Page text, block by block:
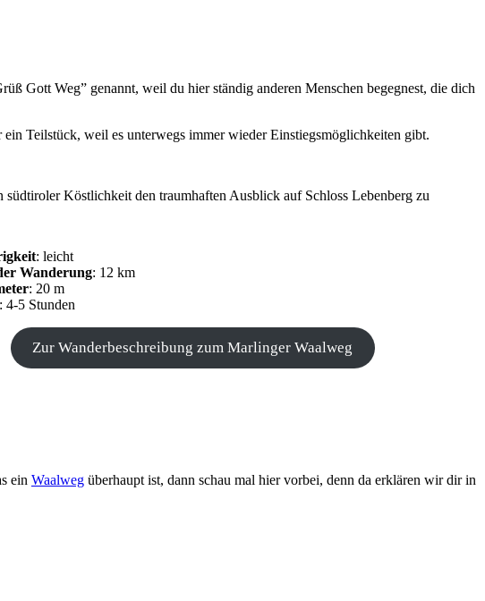
Gott Weg” genannt, weil du hier ständig anderen Menschen begegnest, die dich
Teilstück, weil es unterwegs immer wieder Einstiegsmöglichkeiten gibt.
Köstlichkeit den traumhaften Ausblick auf Schloss Lebenberg zu
: leicht
Wanderung: 12 km
: 20 m
4-5 Stunden
Zur Wanderbeschreibung zum Marlinger Waalweg
ein Waalweg überhaupt ist, dann schau mal hier vorbei, denn da erklären wir dir in